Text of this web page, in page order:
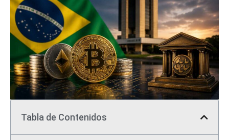
Tabla de Contenidos